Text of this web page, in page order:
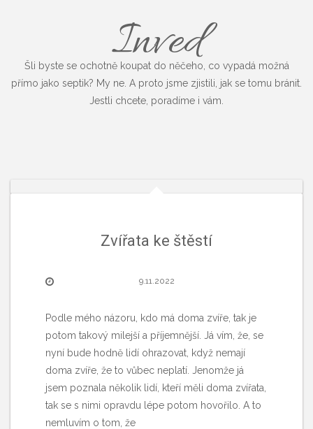
Inved
Šli byste se ochotně koupat do něčeho, co vypadá možná
přímo jako septik? My ne. A proto jsme zjistili, jak se tomu bránit.
Jestli chcete, poradíme i vám.
Zvířata ke štěstí
9.11.2022
Podle mého názoru, kdo má doma zvíře, tak je
potom takový milejší a příjemnější. Já vím, že, se
nyní bude hodně lidí ohrazovat, když nemají
doma zvíře, že to vůbec neplatí. Jenomže já
jsem poznala několik lidí, kteří měli doma zvířata,
tak se s nimi opravdu lépe potom hovořilo. A to
nemluvím o tom, že